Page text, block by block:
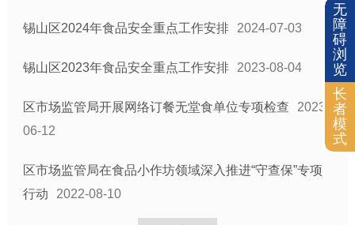
锡山区2024年食品安全重点工作安排 2024-07-03
锡山区2023年食品安全重点工作安排 2023-08-04
区市场监管局开展网络订餐无堂食单位专项检查
2023-
06-12
区市场监管局在食品小作坊领域深入推进“守查保”专项
行动
2022-08-10
无
障
碍
浏
览
长
者
模
式